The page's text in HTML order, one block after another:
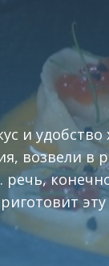
и
возвели в
речь,